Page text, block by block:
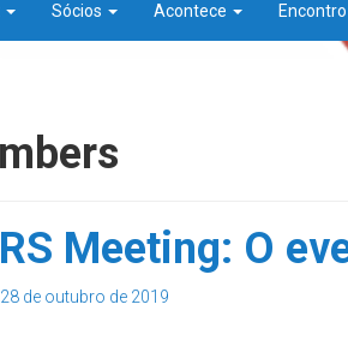
Sócios Acontece
Meeting: O
de outubro de 2019